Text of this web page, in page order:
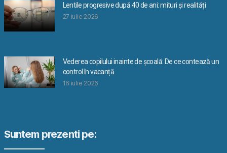
Lentile progresive după 40 de ani: mituri și realități
27 iulie 2026
Vederea copilului inainte de școală: De ce contează un
control în vacanță
16 iulie 2026
Suntem prezenti pe: